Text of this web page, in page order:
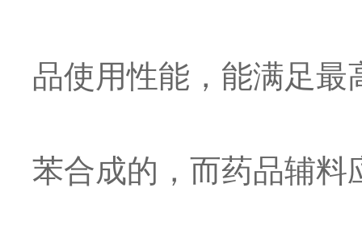
品使用性能，能满足最
苯合成的，而药品辅料